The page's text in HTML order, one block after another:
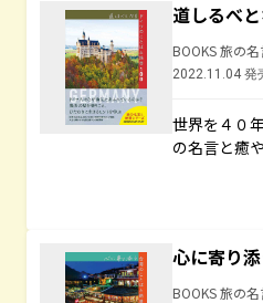
道しるべ
BOOKS 旅の
2022.11.04 発
世界を４０
の名言と癒
心に寄り
BOOKS 旅の